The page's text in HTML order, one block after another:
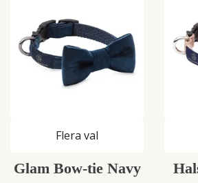
Flera val
Glam Bow-tie Navy